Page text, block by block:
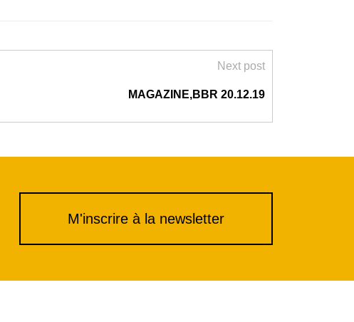
Next post
MAGAZINE,BBR 20.12.19
M'inscrire à la newsletter